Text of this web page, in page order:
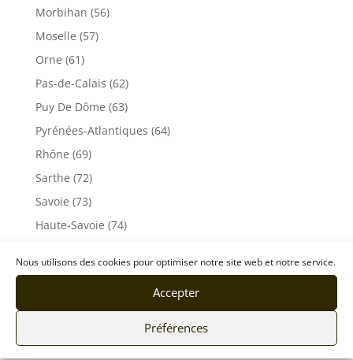
Nous utilisons des cookies pour optimiser notre site web et notre service.
Accepter
Préférences
Morbihan (56)
Moselle (57)
Orne (61)
Pas-de-Calais (62)
Puy De Dôme (63)
Pyrénées-Atlantiques (64)
Rhône (69)
Sarthe (72)
Savoie (73)
Haute-Savoie (74)
Seine-Maritime (76)
Tarn (81)